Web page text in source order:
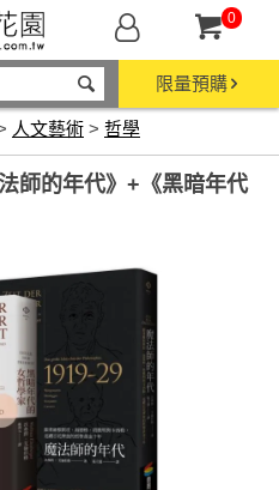
0
限量預購
人文藝術 > 哲學
師的年代》+《黑暗年代